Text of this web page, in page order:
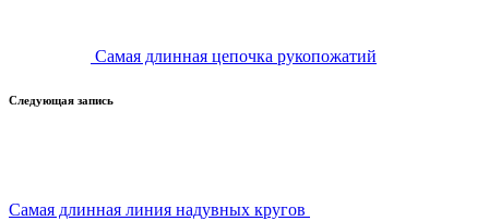
Самая длинная цепочка рукопожатий
Следующая запись
Самая длинная линия надувных кругов